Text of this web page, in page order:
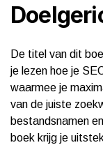
De titel van dit
je lezen hoe je
waarmee je
van de juiste
bestandsnamen
boek krijg je